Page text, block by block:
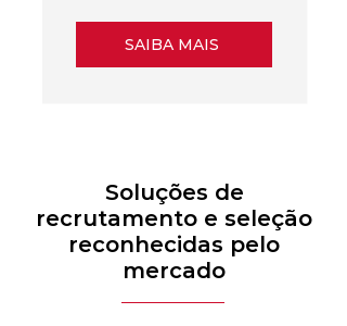
SAIBA MAIS
Soluções de
recrutamento e seleção
reconhecidas pelo
mercado